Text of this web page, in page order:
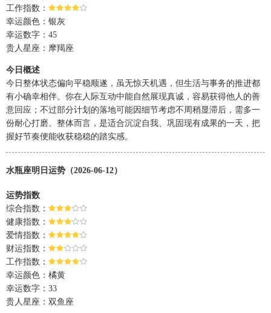
工作指数：
幸运颜色：银灰
幸运数字：45
贵人星座：摩羯座
今日概述
今日整体状态偏向平稳顺遂，虽无惊天机遇，但生活与事务的推进都
有小确幸相伴。你在人际互动中能自然展现真诚，容易获得他人的善
意回应；不过部分计划的落地可能因细节考虑不周稍显滞后，需多一
份耐心打磨。整体而言，是适合沉淀自我、巩固现有成果的一天，把
握好节奏便能收获稳稳的踏实感。
水瓶座明日运势（2026-06-12）
运势指数
综合指数：
健康指数：
爱情指数：
财运指数：
工作指数：
幸运颜色：橘黄
幸运数字：33
贵人星座：双鱼座